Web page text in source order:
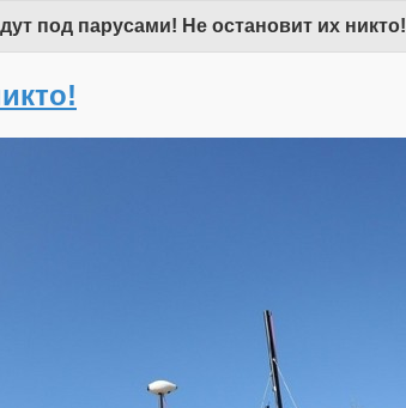
под парусами! Не остановит их никто!